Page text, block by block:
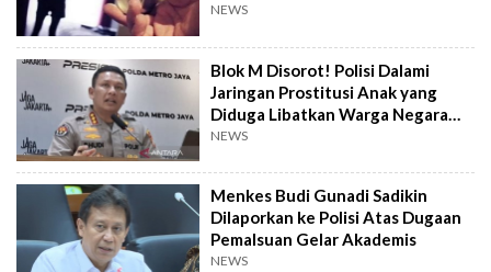
NEWS
Blok M Disorot! Polisi Dalami
Jaringan Prostitusi Anak yang
Diduga Libatkan Warga Negara
Jepang
NEWS
Menkes Budi Gunadi Sadikin
Dilaporkan ke Polisi Atas Dugaan
Pemalsuan Gelar Akademis
NEWS